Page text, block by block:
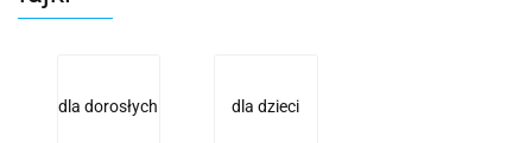
dla dorosłych dla dzieci